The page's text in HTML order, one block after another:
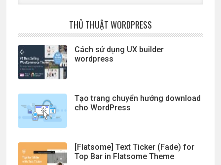
website
THỦ THUẬT WORDPRESS
Cách sử dụng UX builder
wordpress
Tạo trang chuyển hướng download
cho WordPress
[Flatsome] Text Ticker (Fade) for
Top Bar in Flatsome Theme